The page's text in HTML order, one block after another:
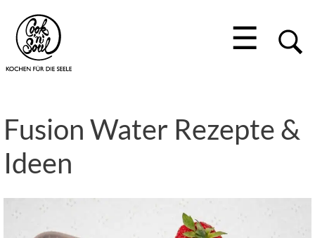
☰
Fusion Water Rezepte &
Ideen